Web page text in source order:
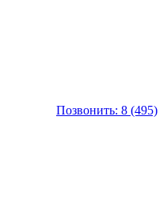
Позвонить: 8 (495)